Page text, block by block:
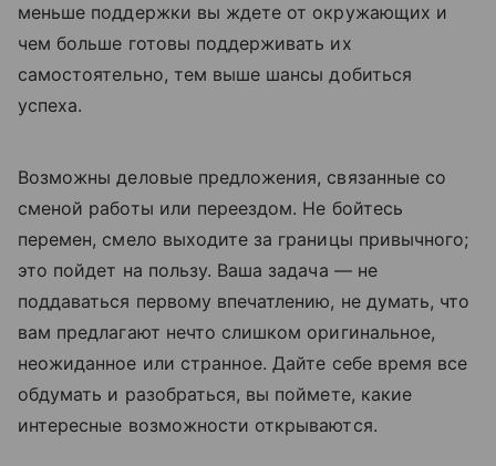
меньше поддержки вы ждете от окружающих и
чем больше готовы поддерживать их
самостоятельно, тем выше шансы добиться
успеха.
Возможны деловые предложения, связанные со
сменой работы или переездом. Не бойтесь
перемен, смело выходите за границы привычного;
это пойдет на пользу. Ваша задача — не
поддаваться первому впечатлению, не думать, что
вам предлагают нечто слишком оригинальное,
неожиданное или странное. Дайте себе время все
обдумать и разобраться, вы поймете, какие
интересные возможности открываются.